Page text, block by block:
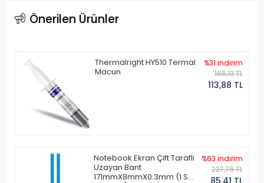
Önerilen Ürünler
Thermalright HY510 Termal
Macun
%31 indirim
165,13 TL
113,88 TL
Notebook Ekran Çift Taraflı
Uzayan Bant
171mmX8mmX0.3mm (1 Set
%63 indirim
227,76 TL
85,41 TL